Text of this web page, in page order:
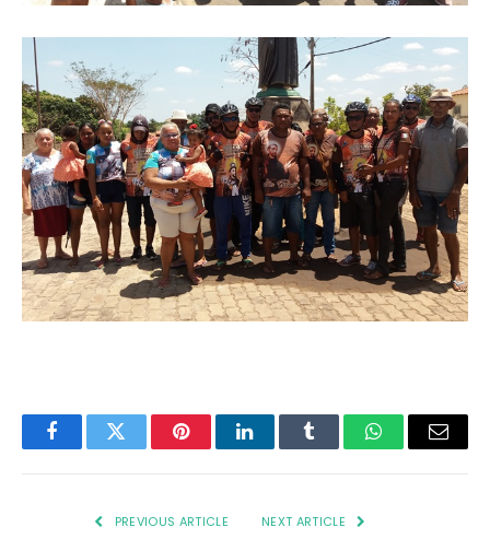
FacebookTwitter PinterestLinkedInTumblr WhatsAppEmail
PREVIOUS ARTICLE NEXT ARTICLE